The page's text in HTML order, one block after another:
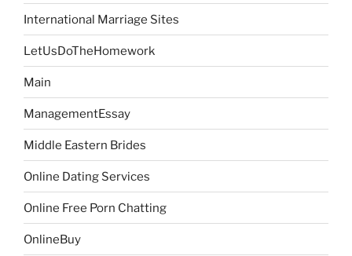
International Marriage Sites
LetUsDoTheHomework
Main
ManagementEssay
Middle Eastern Brides
Online Dating Services
Online Free Porn Chatting
OnlineBuy